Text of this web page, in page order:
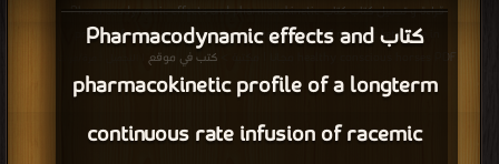
كتاب Pharmacodynamic effects and
pharmacokinetic profile of a longterm
continuous rate infusion of racemic
قراءة و تحميل كتاب كتاب Pharmacodynamic effects and pharmacokinetic
profile of a longterm continuous rate infusion of racemic ketamine in
healthy conscious horses PDF مجانا | مكتبة >
كتب في موقع